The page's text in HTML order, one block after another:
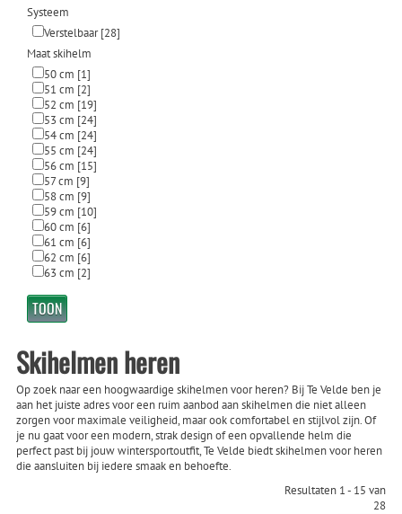
Systeem
Verstelbaar[28]
Maat skihelm
50 cm [1]
51 cm [2]
52 cm [19]
53 cm [24]
54 cm [24]
55 cm [24]
56 cm [15]
57 cm [9]
58 cm [9]
59 cm [10]
60 cm [6]
61 cm [6]
62 cm [6]
63 cm [2]
Skihelmen heren
Op zoek naar een hoogwaardige skihelmen voor heren? Bij Te Velde ben je
aan het juiste adres voor een ruim aanbod aan skihelmen die niet alleen
zorgen voor maximale veiligheid, maar ook comfortabel en stijlvol zijn. Of
je nu gaat voor een modern, strak design of een opvallende helm die
perfect past bij jouw wintersportoutfit, Te Velde biedt skihelmen voor heren
die aansluiten bij iedere smaak en behoefte.
Resultaten 1 - 15 van
28